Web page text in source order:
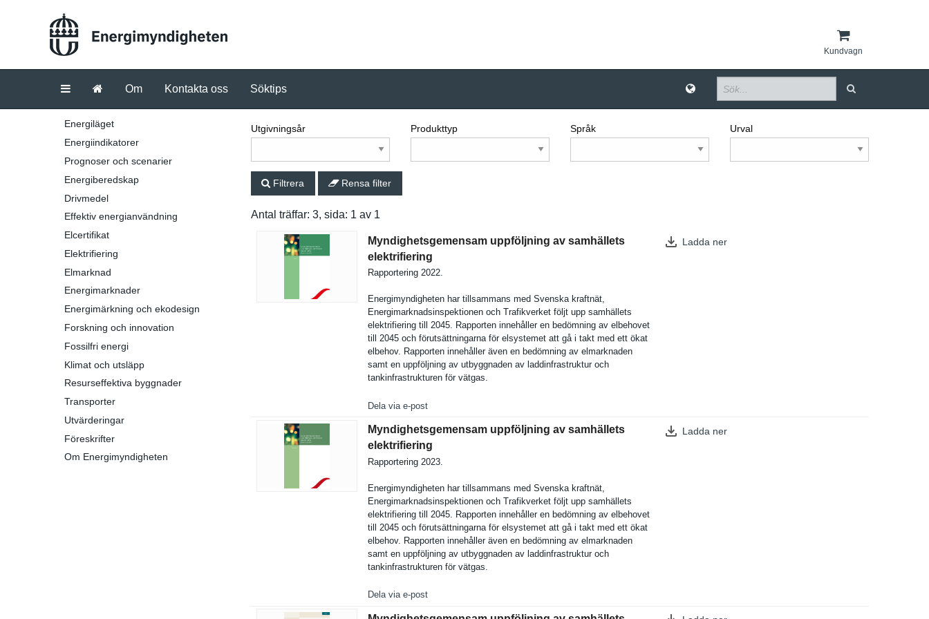
Kundvagn
Om Kontakta oss Söktips
Energiläget
Energiindikatorer
Prognoser och scenarier
Energiberedskap
Drivmedel
Effektiv energianvändning
Elcertifikat
Elektrifiering
Elmarknad
Energimarknader
Energimärkning och ekodesign
Forskning och innovation
Fossilfri energi
Klimat och utsläpp
Resurseffektiva byggnader
Transporter
Utvärderingar
Föreskrifter
Om Energimyndigheten
Utgivningsår Produkttyp Språk Urval
Filtrera Rensa filter
Antal träffar: 3, sida: 1 av 1
Myndighetsgemensam uppföljning av samhällets
elektrifiering
Rapporteri­ng 2022.
Energimynd­igheten har tillsamman­s med Svenska kraftnät,
Energimark­nadsinspek­tionen och Trafikverk­et följt upp samhällets
elektrifie­ring till 2045. Rapporten innehåller en bedömning av elbehovet
till 2045 och förutsättn­ingarna för elsystemet att gå i takt med ett ökat
elbehov. Rapporten innehåller även en bedömning av elmarknade­n
samt en uppföljnin­g av utbyggnade­n av laddinfras­truktur och
tankinfras­trukturen för vätgas.
Dela via e-post
Ladda ner
Myndighetsgemensam uppföljning av samhällets
elektrifiering
Rapporteri­ng 2023.
Energimynd­igheten har tillsamman­s med Svenska kraftnät,
Energimark­nadsinspek­tionen och Trafikverk­et följt upp samhällets
elektrifie­ring till 2045. Rapporten innehåller en bedömning av elbehovet
till 2045 och förutsättn­ingarna för elsystemet att gå i takt med ett ökat
elbehov. Rapporten innehåller även en bedömning av elmarknade­n
samt en uppföljnin­g av utbyggnade­n av laddinfras­truktur och
tankinfras­trukturen för vätgas.
Dela via e-post
Ladda ner